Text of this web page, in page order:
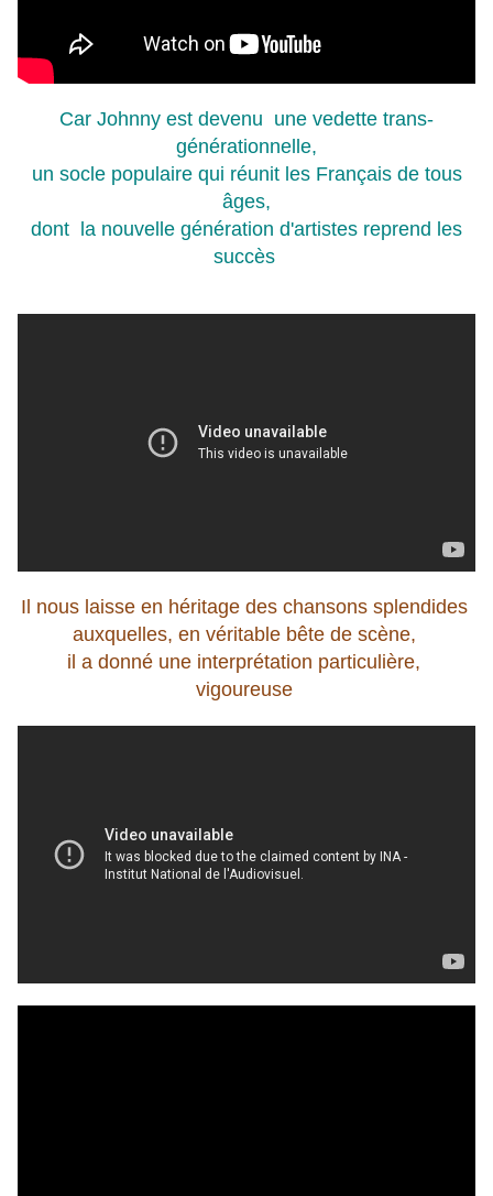
Car Johnny est devenu une vedette trans-
générationnelle,
un socle populaire qui réunit les Français de tous
âges,
dont la nouvelle génération d'artistes reprend les
succès
Il nous laisse en héritage des chansons splendides
auxquelles, en véritable bête de scène,
il a donné une interprétation particulière,
vigoureuse